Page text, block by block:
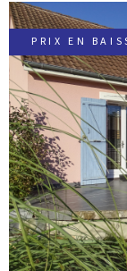
PRIX EN